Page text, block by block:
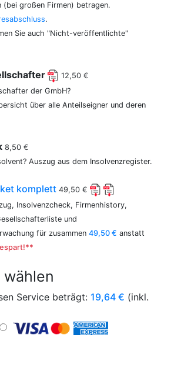
(bei großen Firmen) betragen.
.
Sie auch "Nicht-veröffentlichte"
12,50 €
der GmbH?
über alle Anteilseigner und deren
8,50 €
Auszug aus dem Insolvenzregister.
komplett 49,50 €
Insolvenzcheck, Firmenhistory,
und
für zusammen 49,50 € anstatt
Service beträgt: 19,64 € (inkl.